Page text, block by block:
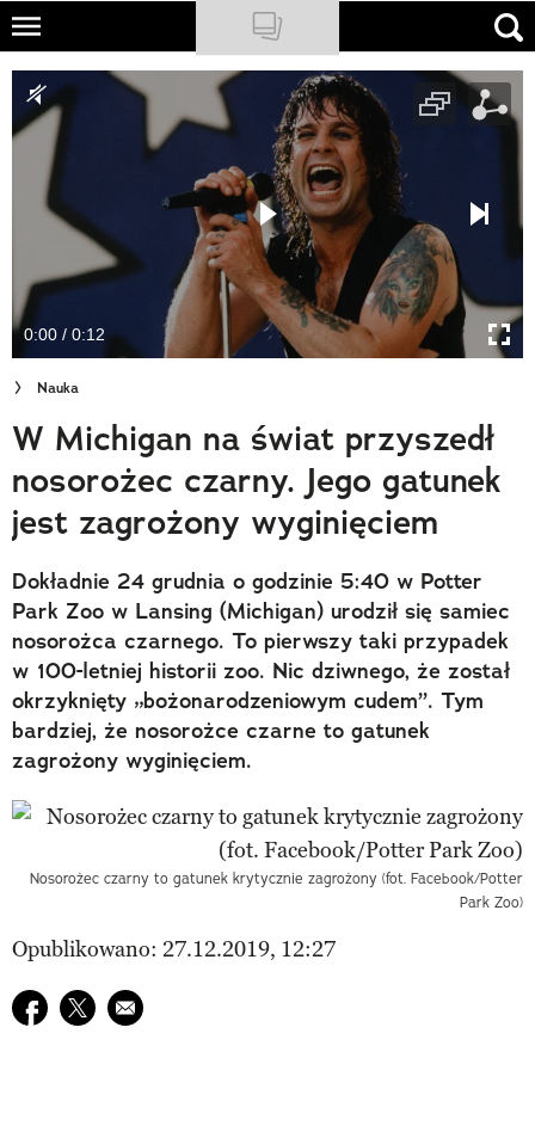
Skip
main
content
NATIONAL GEOGRAPHIC
TRAVELER
PODCASTY
Newsletter
Cuda Polski
Wielki Konkurs Fotograficzny
Trendbook Podróżniczy
Polecane
0:00 / 0:12
Nauka
W Michigan na świat przyszedł
nosorożec czarny. Jego gatunek
jest zagrożony wyginięciem
Dokładnie 24 grudnia o godzinie 5:40 w Potter
Park Zoo w Lansing (Michigan) urodził się samiec
nosorożca czarnego. To pierwszy taki przypadek
w 100-letniej historii zoo. Nic dziwnego, że został
okrzyknięty „bożonarodzeniowym cudem”. Tym
bardziej, że nosorożce czarne to gatunek
zagrożony wyginięciem.
Nosorożec czarny to gatunek krytycznie zagrożony (fot. Facebook/Potter
Park Zoo)
Opublikowano: 27.12.2019, 12:27
Udostępnij na facebook
Udostępnij na twitter
E-mail do przyjaciela